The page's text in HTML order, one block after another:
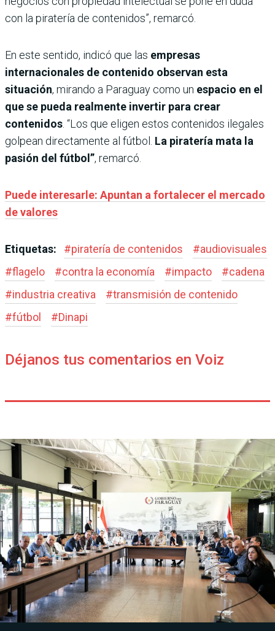
con la piratería de contenidos”, remarcó.
En este sentido, indicó que las empresas
internacionales de contenido observan esta
situación, mirando a Paraguay como un espacio en el
que se pueda realmente invertir para crear
contenidos. “Los que eligen estos contenidos ilegales
golpean directamente al fútbol. La piratería mata la
pasión del fútbol”, remarcó.
Puede interesarle: Apuntan a fortalecer el mercado
de valores
Etiquetas: #piratería de contenidos #audiovisuales
#flagelo #contra la economía #impacto #cadena
#industria creativa #transmisión de contenido
#fútbol #Dinapi
Déjanos tus comentarios en Voiz